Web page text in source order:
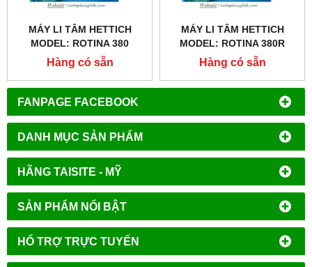
FANPAGE FACEBOOK
DANH MỤC SẢN PHẨM
HÃNG TAISITE - MỸ
SẢN PHẨM NỔI BẬT
HỔ TRỢ TRỰC TUYẾN
MÁY LI TÂM HETTICH
MODEL: ROTINA 380
Hàng có sẵn
MÁY LI TÂM HETTICH
MODEL: ROTINA 380R
Hàng có sẵn